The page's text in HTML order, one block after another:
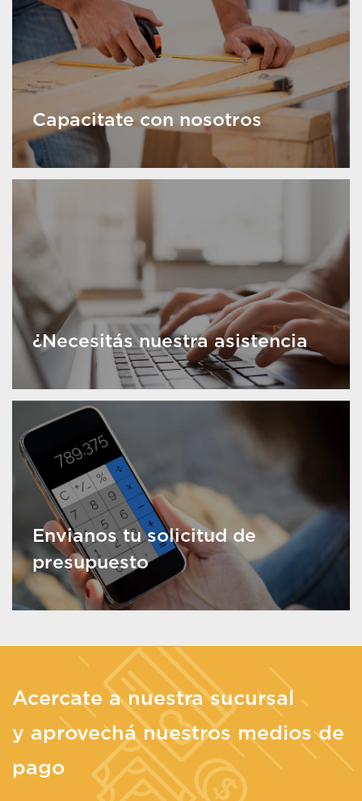
Capacitate con nosotros
¿Necesitás nuestra asistencia
Envianos tu solicitud de
presupuesto
Acercate a nuestra sucursal
y aprovechá nuestros medios de
pago